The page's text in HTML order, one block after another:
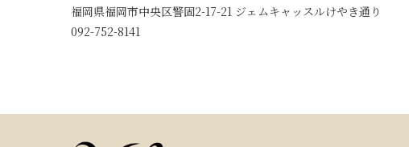
福岡県福岡市中央区警固2-17-21 ジェムキャッスルけやき通り
092-752-8141